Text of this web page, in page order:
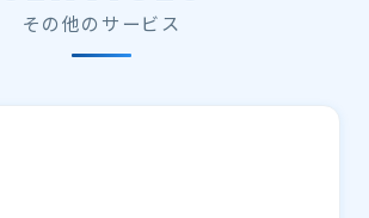
その他のサービス